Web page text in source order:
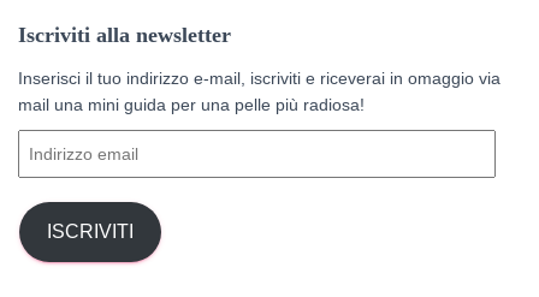
r
a
p
e
:
Iscriviti alla newsletter
Inserisci il tuo indirizzo e-mail, iscriviti e riceverai in omaggio via
mail una mini guida per una pelle più radiosa!
i
r
ISCRIVITI